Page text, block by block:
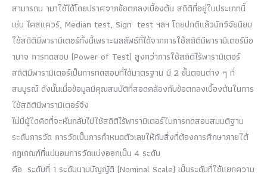
สามารถน ามาใช้ได้โดยปราศจากข้อตกลงเบื้องต้น สถิติที่อยู่ในประเภทนี้
เช่น ไคสแควร์, Median test, Sign test ฯลฯ โดยปกติแล้วนักวิจัยนิยม
ใช้สถิติมีพารามิเตอร์ทั้งนี้เพราะผลลัพธ์ที่ได้จากการใช้สถิติมีพารามิเตอร์มีอ
านาจ การทดสอบ (Power of Test) สูงกว่าการใช้สถิติไร้พารามิเตอร์
สถิติมีพารามิเตอร์เป็นการทดสอบที่ได้มาตรฐาน มี 2 ขั้นตอนต่าง ๆ ที่
สมบูรณ์ ดังนั้นเมื่อข้อมูลมีคุณสมบัติที่สอดคล้องกับข้อตกลงเบื้องต้นในการ
ใช้สถิติมีพารามิเตอร์จึง
ไม่มีผู้ใดคิดที่จะหันกลับไปใช้สถิติไร้พารามิเตอร์ในการทดสอบสมมติฐาน
ระดับการวัด การวัดเป็นการกำหนดตัวเลขให้กับสิ่งที่ต้องการศึกษาภายใต้
กฎเกณฑ์ที่แน่นอนการวัดแบ่งออกเป็น 4 ระดับ
คือ ระดับที่ 1 ระดับนามบัญญัติ (Nominal Scale) เป็นระดับที่ใช้แยกความ